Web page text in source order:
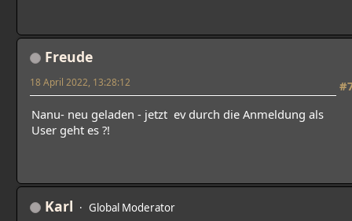
Freude
18 April 2022, 13:28:12
Nanu- neu geladen - jetzt ev durch die Anmeldung als
User geht es ?!
Karl Global Moderator